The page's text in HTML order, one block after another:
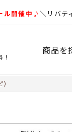
ル開催中♪＼リバテ
商品を